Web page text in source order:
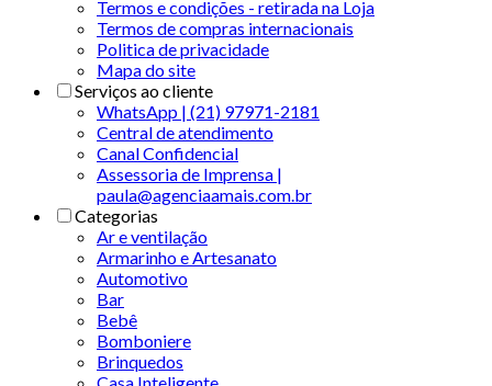
Termos e condições - retirada na Loja
Termos de compras internacionais
Politica de privacidade
Mapa do site
Serviços ao cliente
WhatsApp | (21) 97971-2181
Central de atendimento
Canal Confidencial
Assessoria de Imprensa |
paula@agenciaamais.com.br
Categorias
Ar e ventilação
Armarinho e Artesanato
Automotivo
Bar
Bebê
Bomboniere
Brinquedos